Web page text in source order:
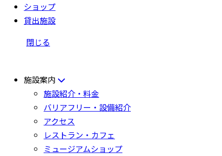
ショップ
貸出施設
閉じる
施設案内
施設紹介・料金
バリアフリー・設備紹介
アクセス
レストラン・カフェ
ミュージアムショップ